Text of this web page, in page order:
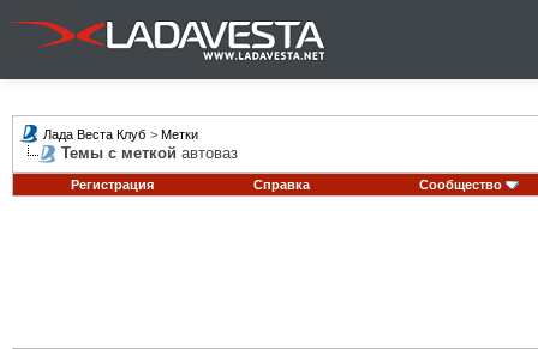
Лада Веста Клуб > Метки
Темы с меткой автоваз
Регистрация Справка Сообщество